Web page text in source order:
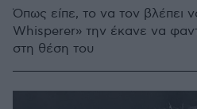
Όπως είπε, το να τον βλέπει
Whisperer» την έκανε να
στη θέση του